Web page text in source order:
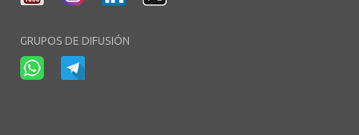
GRUPOS DE DIFUSIÓN